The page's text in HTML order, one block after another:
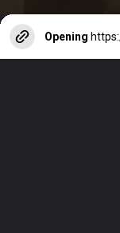
Opening